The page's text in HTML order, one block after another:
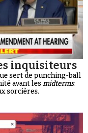
inquisiteurs
sert de punching-ball
avant les midterms.
sorcières.